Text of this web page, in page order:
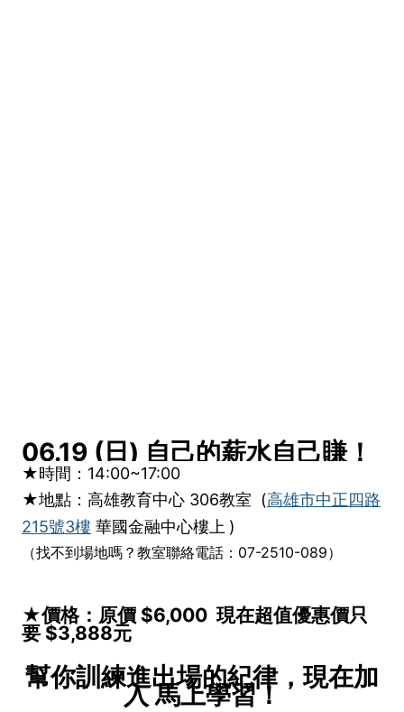
06.19 (日) 自己的薪水自己賺！
★時間：14:00~17:00
★地點： 高雄教育中心 306教室 (高雄市中正四路
215號3樓 華國金融中心樓上 )
（找不到場地嗎？教室聯絡電話：07-2510-089）
★價格：原價 $6,000 現在超值優惠價只
要 $3,888元
幫你訓練進出場的紀律，現在加
入 馬上學習！